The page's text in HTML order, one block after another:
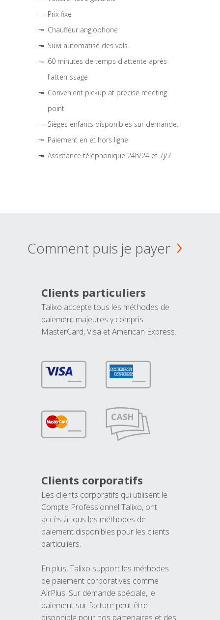
Prix fixe
Chauffeur anglophone
Suivi automatisé des vols
60 minutes de temps d'attente après
l'atterrissage
Convenient pickup at precise meeting
point
Sièges enfants disponibles sur demande.
Paiement en et hors ligne
Assistance téléphonique 24h/24 et 7j/7
Comment puis je payer
Clients particuliers
Talixo accepte tous les méthodes de
paiement majeures y compris
MasterCard, Visa et American Express.
Clients corporatifs
Les clients corporatifs qui utilisent le
Compte Professionnel Talixo, ont
accès à tous les méthodes de
paiement disponibles pour les clients
particuliers.
En plus, Talixo support les méthodes
de paiement corporatives comme
AirPlus. Sur demande spéciale, le
paiement sur facture peut être
disponible pour nos partenaires et des